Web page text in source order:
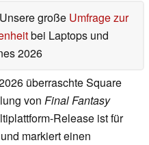
Unsere große Umfrage zur
bei Laptops und
2026
überraschte Square
von Final Fantasy
Release ist für
markiert einen